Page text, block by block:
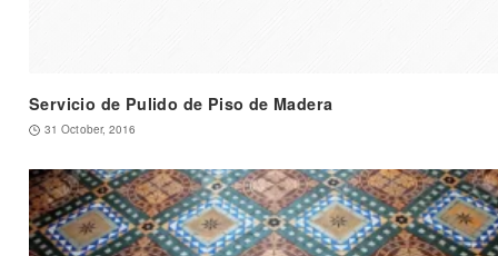
Servicio de Pulido de Piso de Madera
31 October, 2016